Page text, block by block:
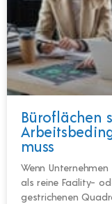
Büroflächen
muss
Wenn
als reine Facility-
gestrichenen